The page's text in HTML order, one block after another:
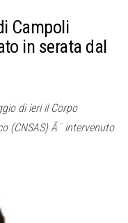
Campoli
in serata dal
di ieri il Corpo
(CNSAS) Ã¨ intervenuto